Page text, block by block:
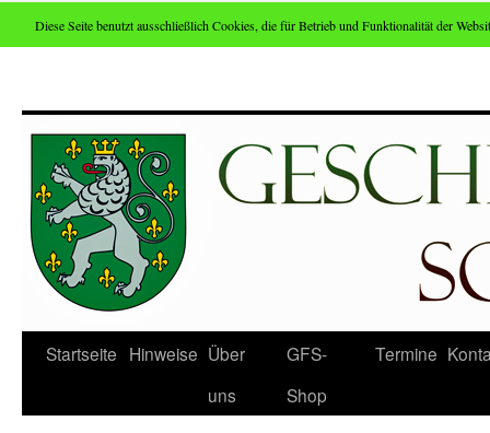
Zum
Inhalt
Startseite Hinweise Über
uns
GFS-
Shop
Termine
Diese Seite benutzt ausschließlich Cookies, die für Betrieb und Funktionalität der